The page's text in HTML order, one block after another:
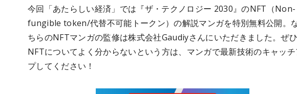
今回「あたらしい経済」では『ザ・テクノロジー 2030』のNFT（Non-
fungible token/代替不可能トークン）の解説マンガを特別無料公開。
ちらのNFTマンガの監修は株式会社Gaudiyさんにいただきました。ぜ
NFTについてよく分からないという方は、マンガで最新技術のキャッ
プしてください！